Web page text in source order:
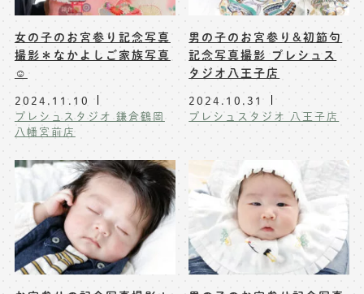
女の子のお宮参り記念写真
撮影＊なかよしご家族写真
☺️
2024.11.10
プレシュスタジオ 鎌倉鶴岡
八幡宮前店
男の子のお宮参り&初節句
記念写真撮影 プレシュス
タジオ八王子店
2024.10.31
プレシュスタジオ 八王子店